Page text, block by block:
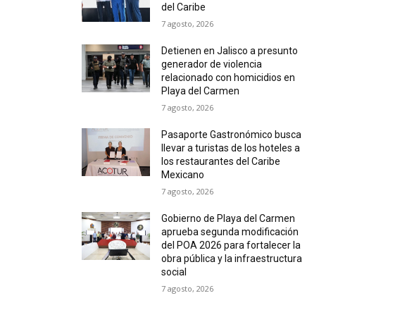
del Caribe
7 agosto, 2026
Detienen en Jalisco a presunto
generador de violencia
relacionado con homicidios en
Playa del Carmen
7 agosto, 2026
Pasaporte Gastronómico busca
llevar a turistas de los hoteles a
los restaurantes del Caribe
Mexicano
7 agosto, 2026
Gobierno de Playa del Carmen
aprueba segunda modificación
del POA 2026 para fortalecer la
obra pública y la infraestructura
social
7 agosto, 2026